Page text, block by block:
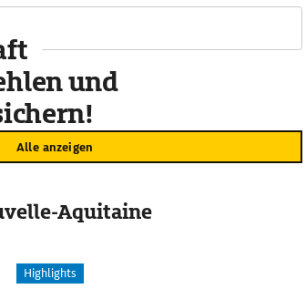
Alle anzeigen
und
Aquitaine
Highlights